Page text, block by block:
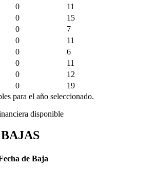
0
11
0
15
0
7
0
11
0
6
0
11
0
12
0
19
para el año seleccionado.
disponible
de Baja